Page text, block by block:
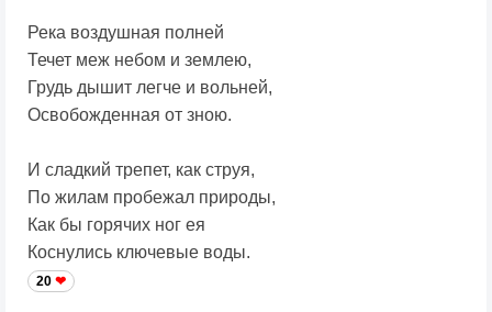
Река воздушная полней
Течет меж небом и землею,
Грудь дышит легче и вольней,
Освобожденная от зною.
И сладкий трепет, как струя,
По жилам пробежал природы,
Как бы горячих ног ея
Коснулись ключевые воды.
20